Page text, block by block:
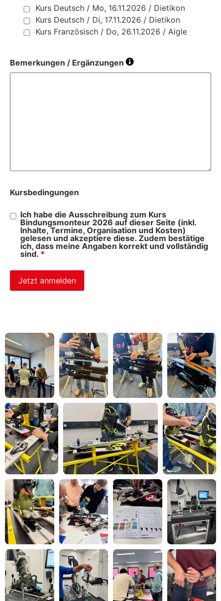
Kurs Deutsch / Mo, 16.11.2026 / Dietikon
Kurs Deutsch / Di, 17.11.2026 / Dietikon
Kurs Französisch / Do, 26.11.2026 / Aigle
Bemerkungen / Ergänzungen
Kursbedingungen
Ich habe die Ausschreibung zum Kurs
Bindungsmonteur 2026 auf dieser Seite (inkl.
Inhalte, Termine, Organisation und Kosten)
gelesen und akzeptiere diese. Zudem bestätige
ich, dass meine Angaben korrekt und vollständig
sind. *